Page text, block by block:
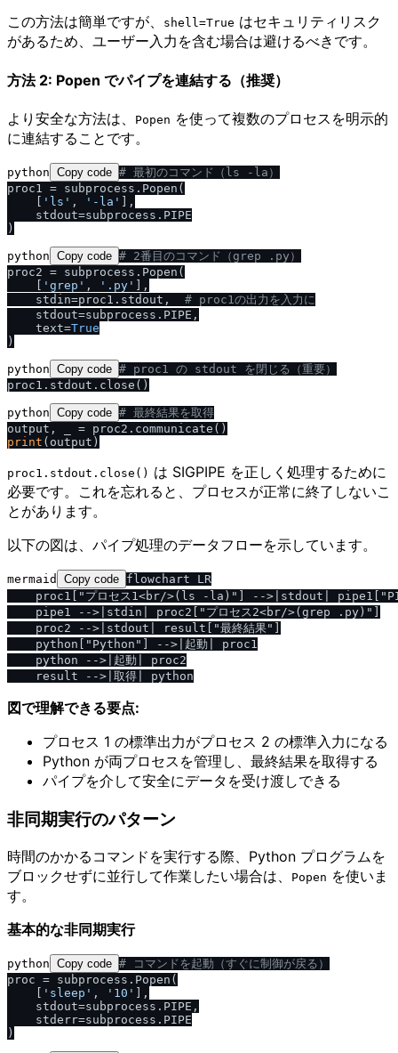
この方法は簡単ですが、 shell=True はセキュリティリスク
があるため、ユーザー入力を含む場合は避けるべきです。
方法 2: Popen でパイプを連結する（推奨）
より安全な方法は、 Popen を使って複数のプロセスを明示的
に連結することです。
python Copy code # 最初のコマンド（ls -la）
proc1 = subprocess.Popen(
'ls' , '-la'
],
    stdout=subprocess.PIPE
python Copy code # 2番目のコマンド（grep .py）
proc2 = subprocess.Popen(
'grep' , '.py'
],
    stdin=proc1.stdout,
# proc1の出力を入力に
    stdout=subprocess.PIPE,
    text=
True
python Copy code # proc1 の stdout を閉じる（重要）
python Copy code # 最終結果を取得
print
proc1.stdout.close() は SIGPIPE を正しく処理するために
必要です。これを忘れると、プロセスが正常に終了しないこ
とがあります。
以下の図は、パイプ処理のデータフローを示しています。
mermaid Copy code flowchart LR
proc1["プロセス1<br/>(ls -la)"] -->|stdout|
    pipe1 -->|stdin| proc2["プロセス2<br/>(grep .py)"]
    proc2 -->|stdout| result["最終結果"]
    python["Python"] -->|起動| proc1
    python -->|起動| proc2
図で理解できる要点:
プロセス 1 の標準出力がプロセス 2 の標準入力になる
Python が両プロセスを管理し、最終結果を取得する
パイプを介して安全にデータを受け渡しできる
非同期実行のパターン
時間のかかるコマンドを実行する際、Python プログラムを
ブロックせずに並行して作業したい場合は、
Popen を使いま
す。
基本的な非同期実行
python Copy code # コマンドを起動（すぐに制御が戻る）
proc = subprocess.Popen(
'sleep' , '10'
],
    stdout=subprocess.PIPE,
    stderr=subprocess.PIPE